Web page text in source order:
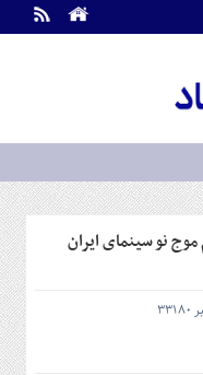
موج نو سینمای ایران